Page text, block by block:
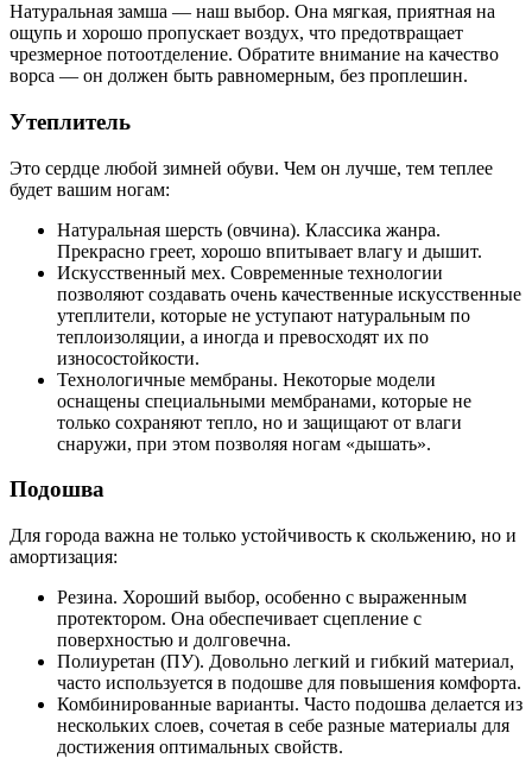
Натуральная замша — наш выбор. Она мягкая, приятная на
ощупь и хорошо пропускает воздух, что предотвращает
чрезмерное потоотделение. Обратите внимание на качество
ворса — он должен быть равномерным, без проплешин.
Утеплитель
Это сердце любой зимней обуви. Чем он лучше, тем теплее
будет вашим ногам:
Натуральная шерсть (овчина). Классика жанра.
Прекрасно греет, хорошо впитывает влагу и дышит.
Искусственный мех. Современные технологии
позволяют создавать очень качественные искусственные
утеплители, которые не уступают натуральным по
теплоизоляции, а иногда и превосходят их по
износостойкости.
Технологичные мембраны. Некоторые модели
оснащены специальными мембранами, которые не
только сохраняют тепло, но и защищают от влаги
снаружи, при этом позволяя ногам «дышать».
Подошва
Для города важна не только устойчивость к скольжению, но и
амортизация:
Резина. Хороший выбор, особенно с выраженным
протектором. Она обеспечивает сцепление с
поверхностью и долговечна.
Полиуретан (ПУ). Довольно легкий и гибкий материал,
часто используется в подошве для повышения комфорта.
Комбинированные варианты. Часто подошва делается из
нескольких слоев, сочетая в себе разные материалы для
достижения оптимальных свойств.